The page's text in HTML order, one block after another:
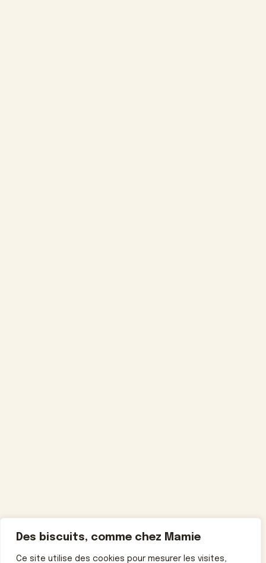
Des biscuits, comme chez Mamie
Ce site utilise des cookies pour mesurer les visites,